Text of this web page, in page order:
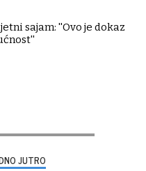
sajam: ''Ovo je dokaz
JUTRO